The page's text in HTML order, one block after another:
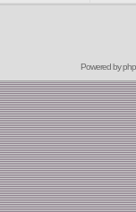
Powered by